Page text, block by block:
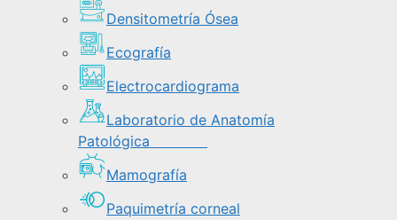
Densitometría Ósea
Ecografía
Electrocardiograma
Laboratorio de Anatomía
Patológica
Mamografía
Paquimetría corneal